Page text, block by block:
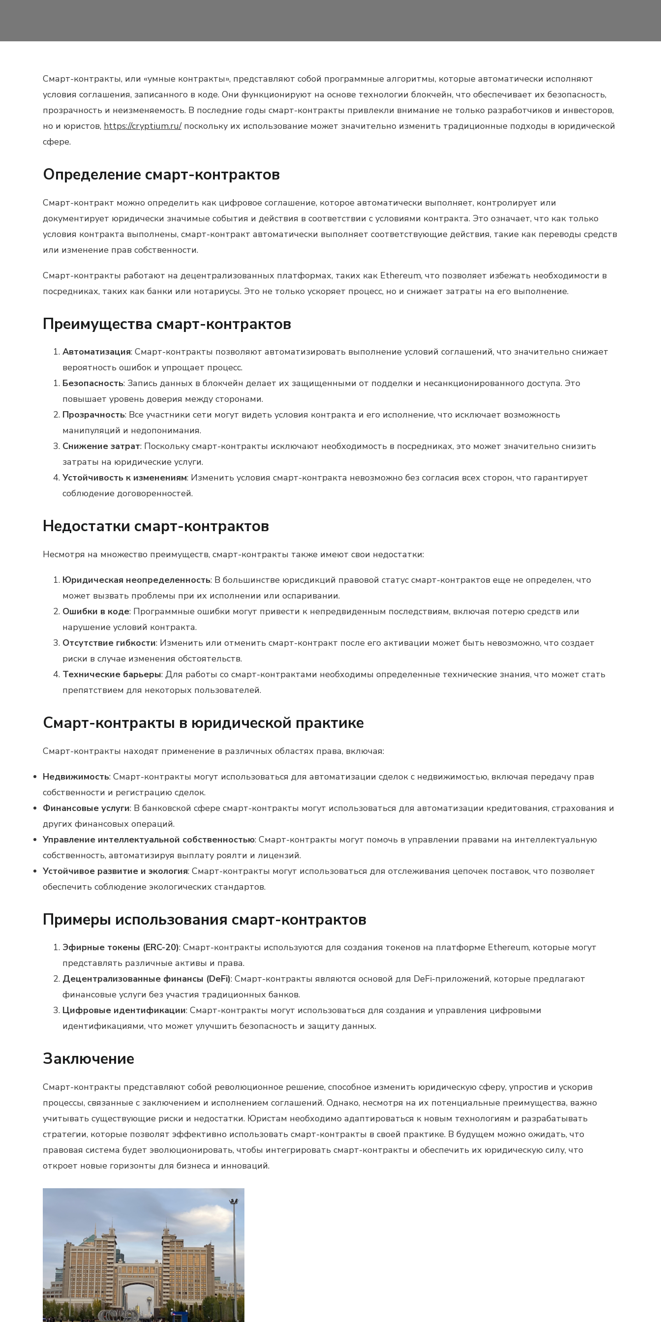
Смарт-контракты, или «умные контракты», представляют собой программные алгоритмы, которые автоматически исполняют
условия соглашения, записанного в коде. Они функционируют на основе технологии блокчейн, что обеспечивает их безопасность,
прозрачность и неизменяемость. В последние годы смарт-контракты привлекли внимание не только разработчиков и инвесторов,
но и юристов, https://cryptium.ru/поскольку их использование может значительно изменить традиционные подходы в юридической
сфере.
Определение смарт-контрактов
Смарт-контракт можно определить как цифровое соглашение, которое автоматически выполняет, контролирует или
документирует юридически значимые события и действия в соответствии с условиями контракта. Это означает, что как только
условия контракта выполнены, смарт-контракт автоматически выполняет соответствующие действия, такие как переводы средств
или изменение прав собственности.
Смарт-контракты работают на децентрализованных платформах, таких как Ethereum, что позволяет избежать необходимости в
посредниках, таких как банки или нотариусы. Это не только ускоряет процесс, но и снижает затраты на его выполнение.
Преимущества смарт-контрактов
Автоматизация: Смарт-контракты позволяют автоматизировать выполнение условий соглашений, что значительно снижает
вероятность ошибок и упрощает процесс.
Безопасность: Запись данных в блокчейн делает их защищенными от подделки и несанкционированного доступа. Это
повышает уровень доверия между сторонами.
Прозрачность: Все участники сети могут видеть условия контракта и его исполнение, что исключает возможность
манипуляций и недопонимания.
Снижение затрат: Поскольку смарт-контракты исключают необходимость в посредниках, это может значительно снизить
затраты на юридические услуги.
Устойчивость к изменениям: Изменить условия смарт-контракта невозможно без согласия всех сторон, что гарантирует
соблюдение договоренностей.
Недостатки смарт-контрактов
Несмотря на множество преимуществ, смарт-контракты также имеют свои недостатки:
Юридическая неопределенность: В большинстве юрисдикций правовой статус смарт-контрактов еще не определен, что
может вызвать проблемы при их исполнении или оспаривании.
Ошибки в коде: Программные ошибки могут привести к непредвиденным последствиям, включая потерю средств или
нарушение условий контракта.
Отсутствие гибкости: Изменить или отменить смарт-контракт после его активации может быть невозможно, что создает
риски в случае изменения обстоятельств.
Технические барьеры: Для работы со смарт-контрактами необходимы определенные технические знания, что может стать
препятствием для некоторых пользователей.
Смарт-контракты в юридической практике
Смарт-контракты находят применение в различных областях права, включая:
Недвижимость: Смарт-контракты могут использоваться для автоматизации сделок с недвижимостью, включая передачу прав
собственности и регистрацию сделок.
Финансовые услуги: В банковской сфере смарт-контракты могут использоваться для автоматизации кредитования, страхования и
других финансовых операций.
Управление интеллектуальной собственностью: Смарт-контракты могут помочь в управлении правами на интеллектуальную
собственность, автоматизируя выплату роялти и лицензий.
Устойчивое развитие и экология: Смарт-контракты могут использоваться для отслеживания цепочек поставок, что позволяет
обеспечить соблюдение экологических стандартов.
Примеры использования смарт-контрактов
Эфирные токены (ERC-20): Смарт-контракты используются для создания токенов на платформе Ethereum, которые могут
представлять различные активы и права.
Децентрализованные финансы (DeFi): Смарт-контракты являются основой для DeFi-приложений, которые предлагают
финансовые услуги без участия традиционных банков.
Цифровые идентификации: Смарт-контракты могут использоваться для создания и управления цифровыми
идентификациями, что может улучшить безопасность и защиту данных.
Заключение
Смарт-контракты представляют собой революционное решение, способное изменить юридическую сферу, упростив и ускорив
процессы, связанные с заключением и исполнением соглашений. Однако, несмотря на их потенциальные преимущества, важно
учитывать существующие риски и недостатки. Юристам необходимо адаптироваться к новым технологиям и разрабатывать
стратегии, которые позволят эффективно использовать смарт-контракты в своей практике. В будущем можно ожидать, что
правовая система будет эволюционировать, чтобы интегрировать смарт-контракты и обеспечить их юридическую силу, что
откроет новые горизонты для бизнеса и инноваций.